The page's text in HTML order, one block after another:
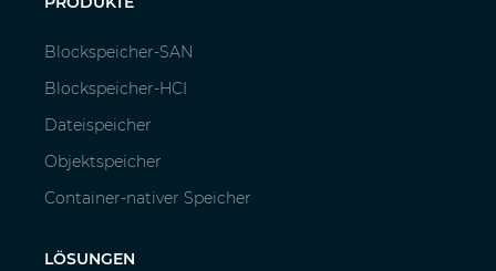
Blockspeicher-SAN
Blockspeicher-HCI
Dateispeicher
Objektspeicher
Container-nativer Speicher
LÖSUNGEN